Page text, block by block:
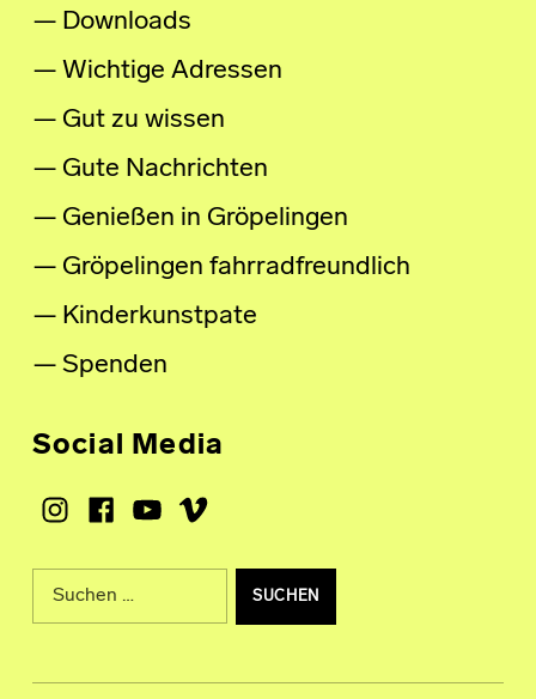
Downloads
Wichtige Adressen
Gut zu wissen
Gute Nachrichten
Genießen in Gröpelingen
Gröpelingen fahrradfreundlich
Kinderkunstpate
Spenden
Social Media
Instagram
Facebook
Youtube
Vimeo
Suche nach: